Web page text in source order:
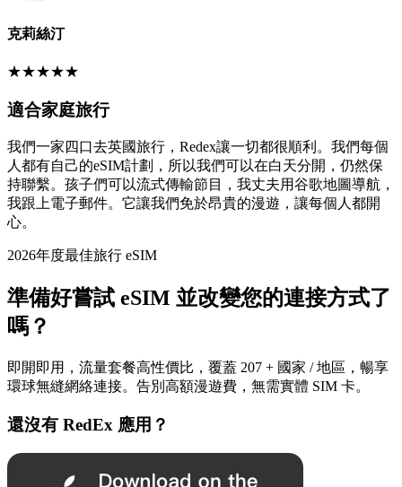
克莉絲汀
★★★★★
適合家庭旅行
我們一家四口去英國旅行，Redex讓一切都很順利。我們每個
人都有自己的eSIM計劃，所以我們可以在白天分開，仍然保
持聯繫。孩子們可以流式傳輸節目，我丈夫用谷歌地圖導航，
我跟上電子郵件。它讓我們免於昂貴的漫遊，讓每個人都開
心。
2026年度最佳旅行 eSIM
準備好嘗試 eSIM 並改變您的連接方式了
嗎？
即開即用，流量套餐高性價比，覆蓋 207 + 國家 / 地區，暢享
環球無縫網絡連接。告別高額漫遊費，無需實體 SIM 卡。
還沒有 RedEx 應用？